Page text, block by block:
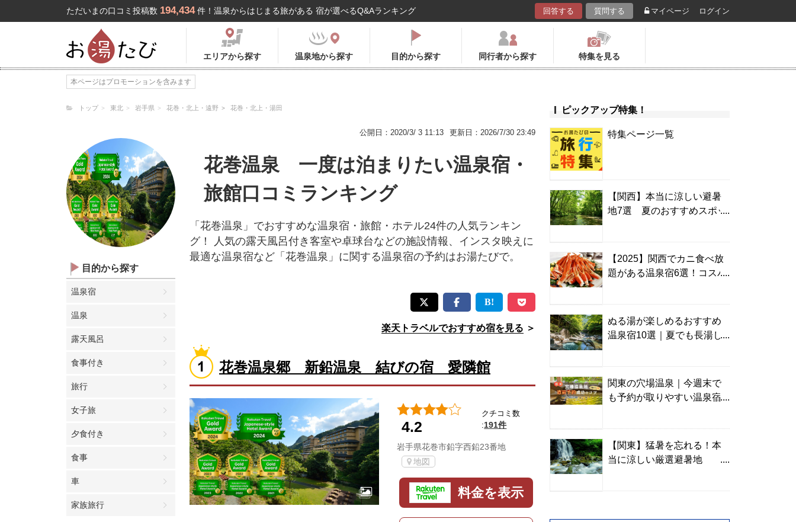
ただいまの口コミ投稿数 194,434 件！温泉からはじまる旅がある 宿が選べるQ&Aランキング 回答する 質問する マイページ ログイン
エリアから探す 温泉地から探す 目的から探す 同行者から探す 特集を見る
本ページはプロモーションを含みます
トップ 東北 岩手県 花巻・北上・遠野 花巻・北上・湯田
公開日：2020/3/ 3 11:13 更新日：2026/7/30 23:49
目的から探す
温泉宿
温泉
露天風呂
食事付き
旅行
女子旅
夕食付き
食事
車
家族旅行
花巻温泉 一度は泊まりたい温泉宿・
旅館口コミランキング
「花巻温泉」でおすすめな温泉宿・旅館・ホテル24件の人気ランキン
グ！ 人気の露天風呂付き客室や卓球台などの施設情報、インスタ映えに
最適な温泉宿など「花巻温泉」に関する温泉宿の予約はお湯たびで。
楽天トラベルでおすすめ宿を見る ＞
花巻温泉郷 新鉛温泉 結びの宿 愛隣館
4.2
クチコミ数
:191件
岩手県花巻市鉛字西鉛23番地
地図
料金を表示
ピックアップ特集！
特集ページ一覧
【関西】本当に涼しい避暑
地7選 夏のおすすめスポッ
【2025】関西でカニ食べ放
題がある温泉宿6選！コスパ
ぬる湯が楽しめるおすすめ
温泉宿10選｜夏でも長湯し
関東の穴場温泉｜今週末で
も予約が取りやすい温泉宿
【関東】猛暑を忘れる！本
当に涼しい厳選避暑地